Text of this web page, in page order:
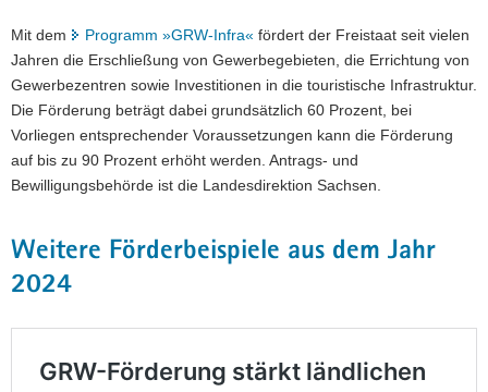
Mit dem Programm »GRW-Infra« fördert der Freistaat seit vielen
Jahren die Erschließung von Gewerbegebieten, die Errichtung von
Gewerbezentren sowie Investitionen in die touristische Infrastruktur.
Die Förderung beträgt dabei grundsätzlich 60 Prozent, bei
Vorliegen entsprechender Voraussetzungen kann die Förderung
auf bis zu 90 Prozent erhöht werden. Antrags- und
Bewilligungsbehörde ist die Landesdirektion Sachsen.
Weitere Förderbeispiele aus dem Jahr
2024